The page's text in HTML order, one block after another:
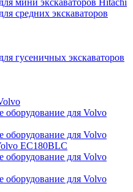
мини экскаваторов Hitachi
средних экскаваторов
гусеничных экскаваторов
оборудование для Volvo
оборудование для Volvo
EC180BLC
оборудование для Volvo
оборудование для Volvo